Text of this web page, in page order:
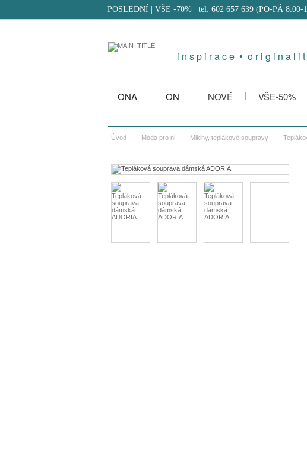
i n s p i r a c e • o r i g i n a l i
POSLEDNÍ | VŠE -70%| tel: 602 657 639 (PO-PÁ 8:00-
ONA ON NOVÉ VŠE-50%
Úvod Móda pro ni Mikiny, teplákové soupravy